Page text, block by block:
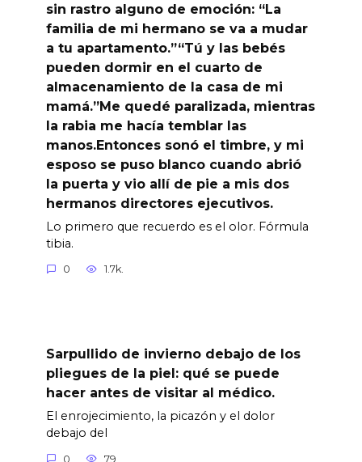
sin rastro alguno de emoción: “La
familia de mi hermano se va a mudar
a tu apartamento.”“Tú y las bebés
pueden dormir en el cuarto de
almacenamiento de la casa de mi
mamá.”Me quedé paralizada, mientras
la rabia me hacía temblar las
manos.Entonces sonó el timbre, y mi
esposo se puso blanco cuando abrió
la puerta y vio allí de pie a mis dos
hermanos directores ejecutivos.
Lo primero que recuerdo es el olor. Fórmula
tibia.
0 1.7k.
Sarpullido de invierno debajo de los
pliegues de la piel: qué se puede
hacer antes de visitar al médico.
El enrojecimiento, la picazón y el dolor
debajo del
0 79